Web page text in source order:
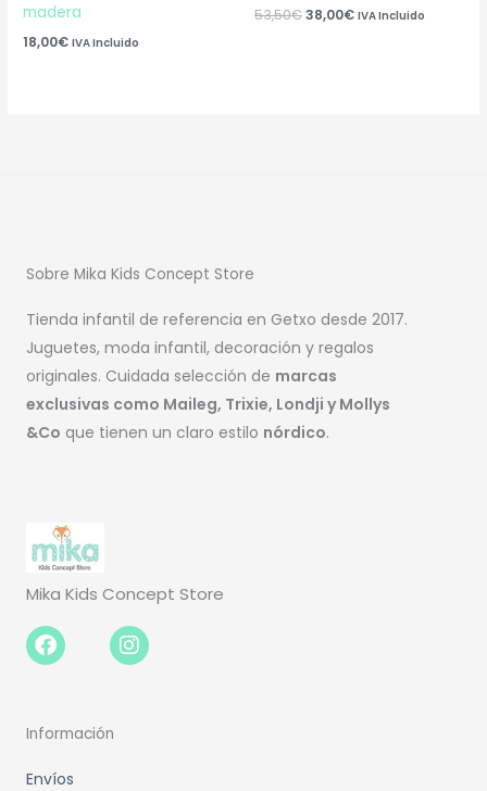
madera
18,00€ IVA Incluido
53,50€38,00€ IVA Incluido
Sobre Mika Kids Concept Store
Tienda infantil de referencia en Getxo desde 2017.
Juguetes, moda infantil, decoración y regalos
originales. Cuidada selección de marcas
exclusivas como Maileg, Trixie, Londji y Mollys
&Co que tienen un claro estilo nórdico.
Mika Kids Concept Store
Facebook-
f
Instagram
Información
Envíos